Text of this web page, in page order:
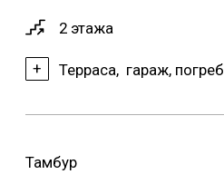
2 этажа
+ Терраса, гараж, погреб
Тамбур